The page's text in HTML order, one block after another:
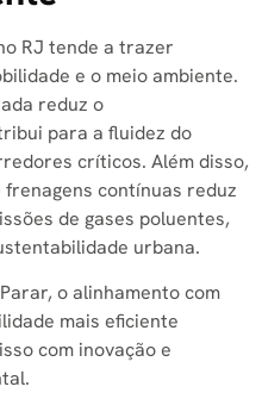
RJ tende a trazer
e o meio ambiente.
reduz o
para a fluidez do
críticos. Além disso,
contínuas reduz
de gases poluentes,
urbana.
o alinhamento com
mais eficiente
com inovação e